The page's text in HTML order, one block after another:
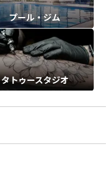
プール・ジム
タトゥースタジオ